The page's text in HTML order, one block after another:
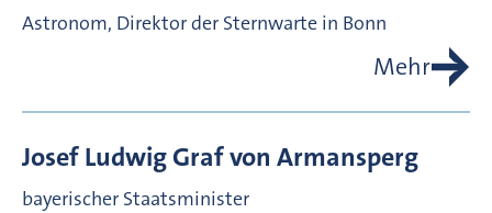
Astronom, Direktor der Sternwarte in Bonn
Mehr
Josef Ludwig Graf von Armansperg
bayerischer Staatsminister